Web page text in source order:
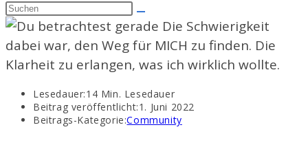
Lesedauer:14 Min. Lesedauer
Beitrag veröffentlicht:1. Juni 2022
Beitrags-Kategorie:Community